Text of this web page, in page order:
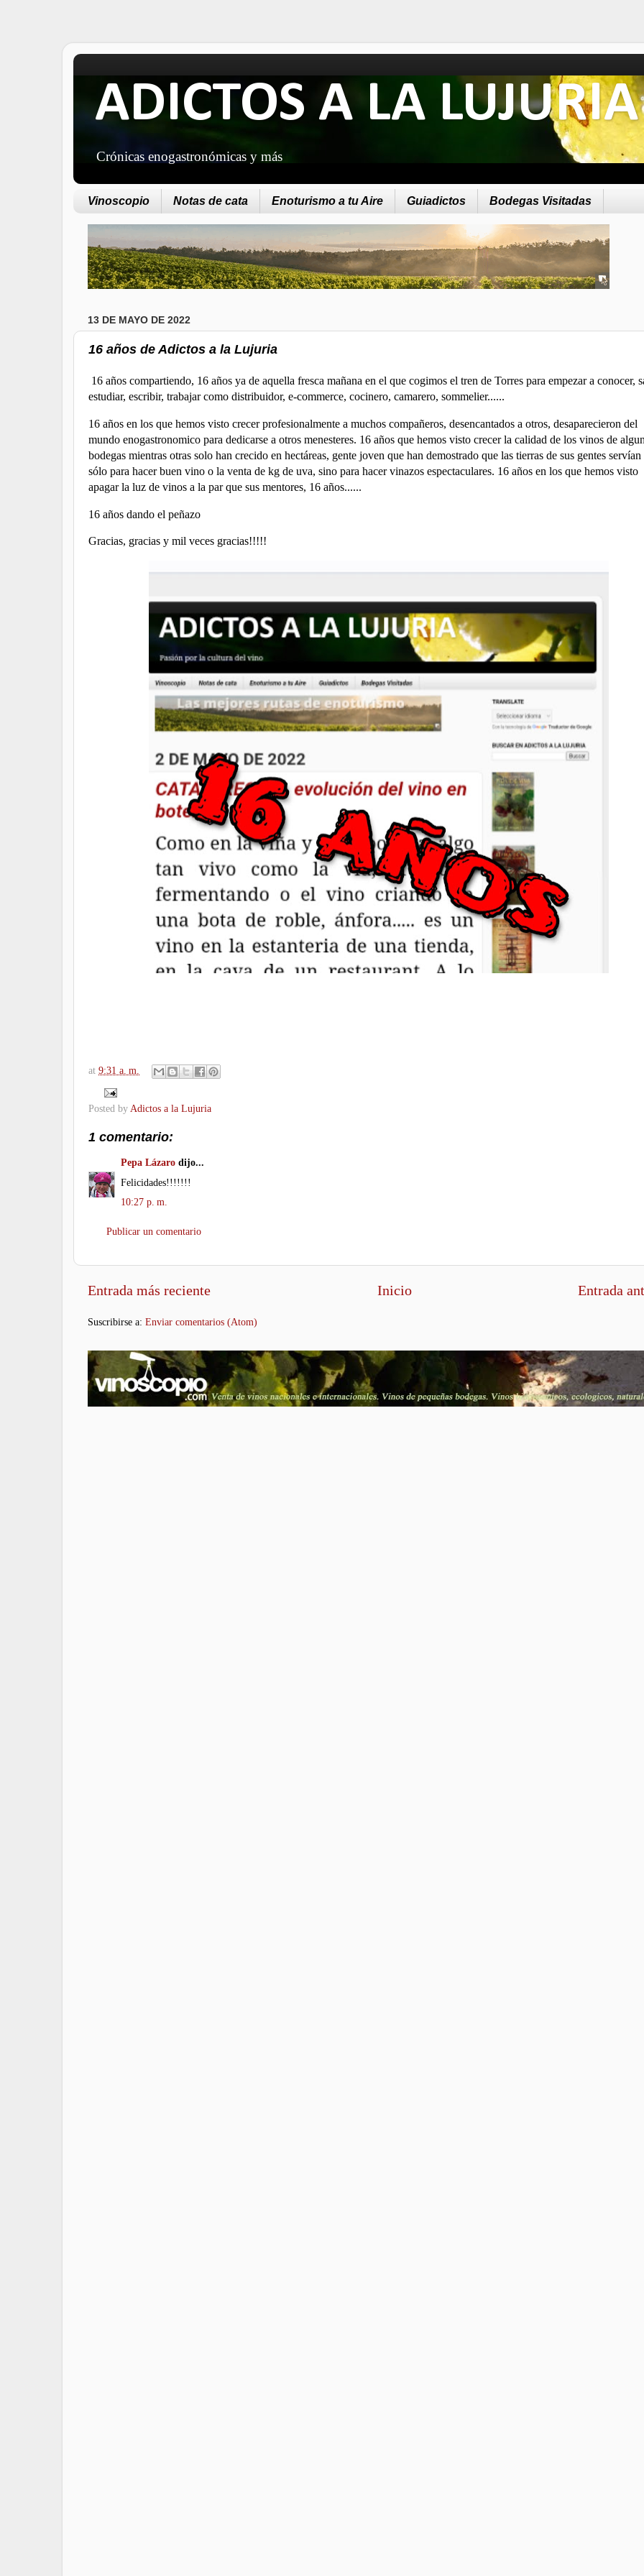
ADICTOS A LA LUJURIA
Crónicas enogastronómicas y más
Vinoscopio Notas de cata Enoturismo a tu Aire Guiadictos Bodegas Visitadas
13 DE MAYO DE 2022
16 años de Adictos a la Lujuria
16 años compartiendo, 16 años ya de aquella fresca mañana en el que cogimos el tren de Torres para empezar a conocer,
estudiar, escribir, trabajar como distribuidor, e-commerce, cocinero, camarero, sommelier......
16 años en los que hemos visto crecer profesionalmente a muchos compañeros, desencantados a otros, desaparecieron del
mundo enogastronomico para dedicarse a otros menesteres. 16 años que hemos visto crecer la calidad de los vinos de
bodegas mientras otras solo han crecido en hectáreas, gente joven que han demostrado que las tierras de sus gentes servían
sólo para hacer buen vino o la venta de kg de uva, sino para hacer vinazos espectaculares. 16 años en los que hemos visto
apagar la luz de vinos a la par que sus mentores, 16 años......
16 años dando el peñazo
Gracias, gracias y mil veces gracias!!!!!
at 9:31 a. m.
Posted by Adictos a la Lujuria
1 comentario:
Pepa Lázaro dijo...
Felicidades!!!!!!!
10:27 p. m.
Publicar un comentario
Entrada más reciente Entrada
Inicio
Suscribirse a: Enviar comentarios (Atom)